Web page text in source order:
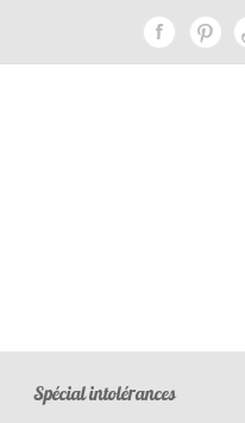
Spécial intolérances